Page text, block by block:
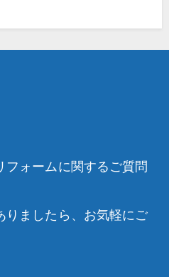
フォームに関するご質問
りましたら、お気軽にご